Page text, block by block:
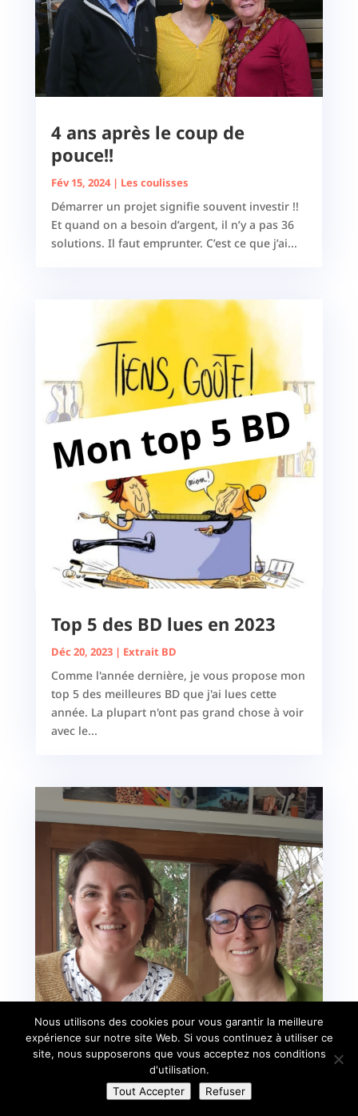
4 ans après le coup de
pouce!!
Fév 15, 2024| Les coulisses
Démarrer un projet signifie souvent investir !!
Et quand on a besoin d’argent, il n’y a pas 36
solutions. Il faut emprunter. C’est ce que j’ai...
Top 5 des BD lues en 2023
Déc 20, 2023| Extrait BD
Comme l'année dernière, je vous propose mon
top 5 des meilleures BD que j'ai lues cette
année. La plupart n'ont pas grand chose à voir
avec le...
Nous utilisons des cookies pour vous garantir la meilleure
expérience sur notre site Web. Si vous continuez à utiliser ce
site, nous supposerons que vous acceptez nos conditions
d'utilisation.
Tout Accepter
Refuser